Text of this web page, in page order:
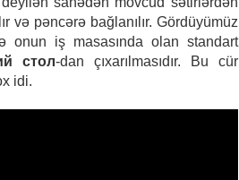
və pəncərə bağlanılır. Gördüyümüz
onun iş masasında olan standart
стол-dan çıxarılmasıdır. Bu cür
idi.